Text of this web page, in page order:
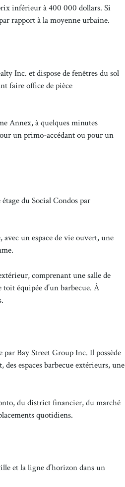
inférieur à 400 000 dollars. Si
rapport à la moyenne urbaine.
Inc. et dispose de fenêtres du sol
faire office de pièce
Annex, à quelques minutes
un primo-accédant ou pour un
du Social Condos par
un espace de vie ouvert, une
comprenant une salle de
équipée d’un barbecue. À
par Bay Street Group Inc. Il possède
espaces barbecue extérieurs, une
du district financier, du marché
quotidiens.
et la ligne d’horizon dans un